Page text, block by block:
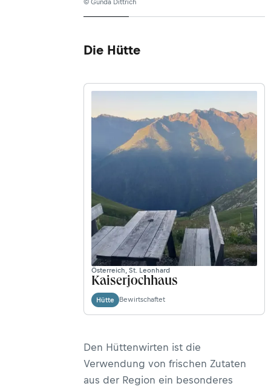
© Gunda Dittrich
Die Hütte
Österreich, St. Leonhard
Kaiserjochhaus
Hütte Bewirtschaftet
Den Hüttenwirten ist die
Verwendung von frischen Zutaten
aus der Region ein besonderes